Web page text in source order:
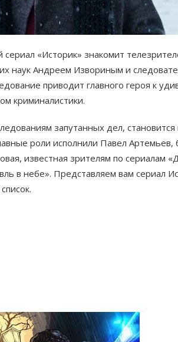
«Историк» знакомит
наук Андреем Извориным и
приводит главного героя к
криминалистики.
запутанных дел,
роли исполнили Павел
известная зрителям по сериалам
в небе». Представляем вам сериал